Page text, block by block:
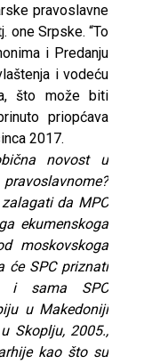
pravoslavne
one Srpske. “To
i Predanju
i vodeću
što može biti
priopćava
2017.
novost u
da MPC
ekumenskoga
moskovskoga
će SPC priznati
i sama SPC
u Makedoniji
Skoplju, 2005.,
kao što su